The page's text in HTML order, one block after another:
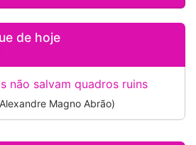
de hoje
não salvam quadros ruins
Magno Abrão)